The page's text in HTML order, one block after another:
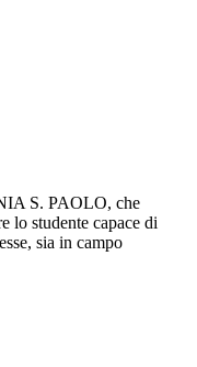
S. PAOLO, che
lo studente capace di
sia in campo